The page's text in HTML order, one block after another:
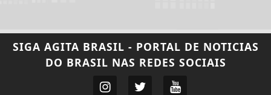
SIGA AGITA BRASIL - PORTAL DE NOTICIAS
DO BRASIL NAS REDES SOCIAIS